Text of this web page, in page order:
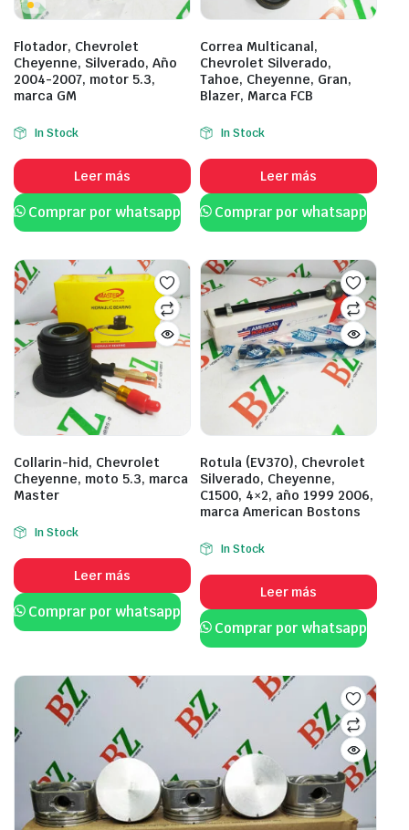
Flotador, Chevrolet
Cheyenne, Silverado, Año
2004-2007, motor 5.3,
marca GM
In Stock
Leer más
Comprar por whatsapp
Correa Multicanal,
Chevrolet Silverado,
Tahoe, Cheyenne, Gran,
Blazer, Marca FCB
In Stock
Leer más
Comprar por whatsapp
Collarin-hid, Chevrolet
Cheyenne, moto 5.3, marca
Master
In Stock
Leer más
Comprar por whatsapp
Rotula (EV370), Chevrolet
Silverado, Cheyenne,
C1500, 4×2, año 1999 2006,
marca American Bostons
In Stock
Leer más
Comprar por whatsapp